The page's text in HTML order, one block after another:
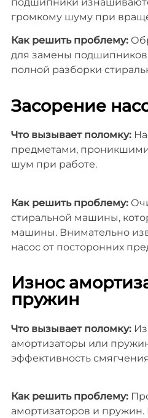
громкому шуму при
Как решить проблему:
для замены подшипников,
полной разборки
Засорение
Что вызывает поломку:
предметами, проникшими
шум при работе.
Как решить проблему:
стиральной машины,
машины. Внимательно
насос от посторонних
Износ
пружин
Что вызывает поломку:
амортизаторы или
эффективность
Как решить проблему:
амортизаторов и пружин.